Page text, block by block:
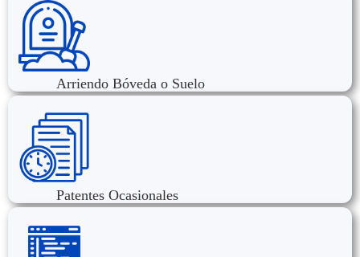
Arriendo Bóveda o Suelo
Patentes Ocasionales